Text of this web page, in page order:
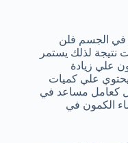
في الجسم فلن
لذلك يستمر
علي زيادة
علي كميات
كعامل مساعد في
الكمون في